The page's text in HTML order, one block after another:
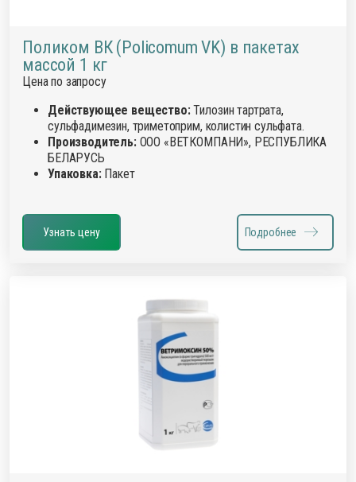
Поликом ВК (Policomum VK) в пакетах
массой 1 кг
Цена по запросу
Действующее вещество:Тилозин тартрата,
сульфадимезин, триметоприм, колистин сульфата.
Производитель:ООО «ВЕТКОМПАНИ», РЕСПУБЛИКА
БЕЛАРУСЬ
Упаковка:Пакет
Узнать цену Подробнее